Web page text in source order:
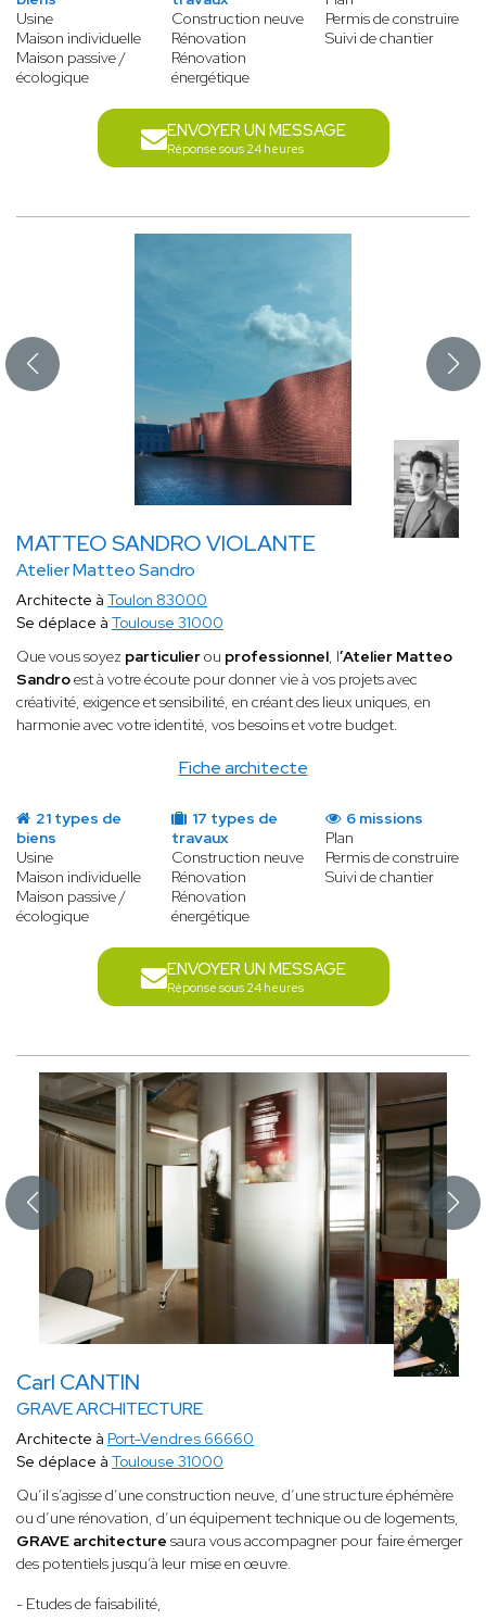
Usine
Maison individuelle
Maison passive /
écologique
Construction neuve
Rénovation
Rénovation
énergétique
Permis de construire
Suivi de chantier
ENVOYER UN MESSAGE
Réponse sous 24 heures
MATTEO SANDRO VIOLANTE
Atelier Matteo Sandro
Fiche architecte
Architecte à Toulon 83000
Se déplace à Toulouse 31000
Que vous soyez particulierou professionnel, l’Atelier Matteo
Sandroest à votre écoute pour donner vie à vos projets avec
créativité, exigence et sensibilité, en créant des lieux uniques, en
harmonie avec votre identité, vos besoins et votre budget.
21 types de
biens
Usine
Maison individuelle
Maison passive /
écologique
17 types de
travaux
Construction neuve
Rénovation
Rénovation
énergétique
6 missions
Plan
Permis de construire
Suivi de chantier
ENVOYER UN MESSAGE
Réponse sous 24 heures
Carl CANTIN
GRAVE ARCHITECTURE
Architecte à Port-Vendres 66660
Se déplace à Toulouse 31000
Qu’il s’agisse d’une construction neuve, d’une structure éphémère
ou d’une rénovation, d’un équipement technique ou de logements,
GRAVE architecture saura vous accompagner pour faire émerger
des potentiels jusqu’à leur mise en œuvre.
- Etudes de faisabilité,